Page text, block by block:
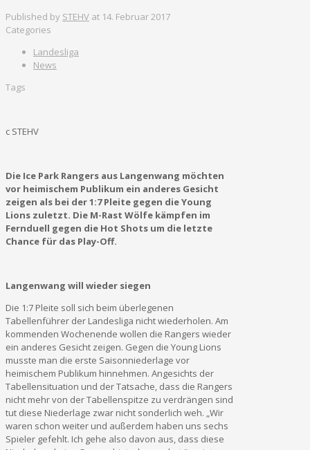
Published by STEHV at 14. Februar 2017
Categories
Landesliga
News
Tags
c STEHV
Die Ice Park Rangers aus Langenwang möchten
vor heimischem Publikum ein anderes Gesicht
zeigen als bei der 1:7 Pleite gegen die Young
Lions zuletzt. Die M-Rast Wölfe kämpfen im
Fernduell gegen die Hot Shots um die letzte
Chance für das Play-Off.
Langenwang will wieder siegen
Die 1:7 Pleite soll sich beim überlegenen
Tabellenführer der Landesliga nicht wiederholen. Am
kommenden Wochenende wollen die Rangers wieder
ein anderes Gesicht zeigen. Gegen die Young Lions
musste man die erste Saisonniederlage vor
heimischem Publikum hinnehmen. Angesichts der
Tabellensituation und der Tatsache, dass die Rangers
nicht mehr von der Tabellenspitze zu verdrängen sind
tut diese Niederlage zwar nicht sonderlich weh. „Wir
waren schon weiter und außerdem haben uns sechs
Spieler gefehlt. Ich gehe also davon aus, dass diese